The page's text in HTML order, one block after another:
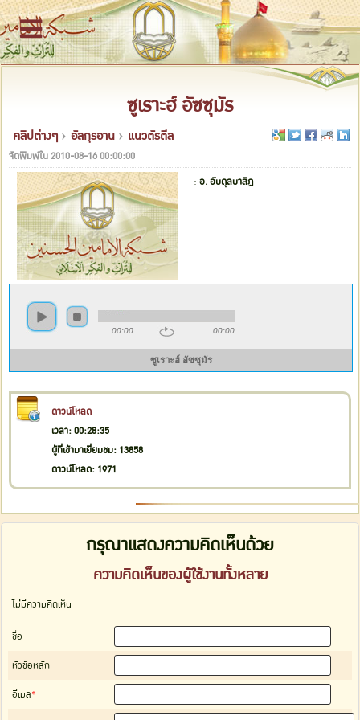
ซูเราะฮ์ อัซซุมัร
คลิปต่างๆ › อัลกุรอาน › แนวตัรตีล
จัดพิมพ์ใน2010-08-16 00:00:00
: อ. อับดุลบาสิฎ
00:00 00:00
ซูเราะฮ์ อัซซุมัร
ดาวน์โหลด
เวลา: 00:28:35
ผู้ที่เข้ามาเยี่ยมชม: 13858
ดาวน์โหลด: 1971
กรุณาแสดงความคิดเห็นด้วย
ความคิดเห็นของผู้ใช้งานทั้งหลาย
ไม่่มีความคิดเห็น
ชื่อ
หัวข้อหลัก
อีเมล*